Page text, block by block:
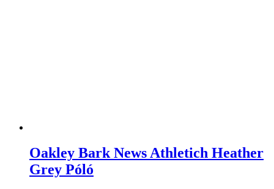
Oakley Bark News Athletich Heather
Grey Póló